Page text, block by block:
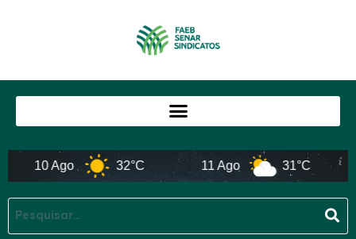
10 Ago 32°C 11 Ago 31°C